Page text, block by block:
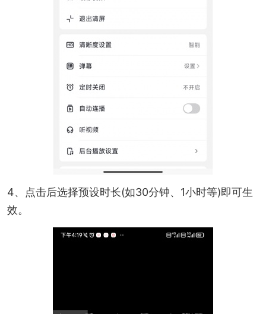
4、点击后选择预设时长(如30分钟、1小时等)即可生
效。